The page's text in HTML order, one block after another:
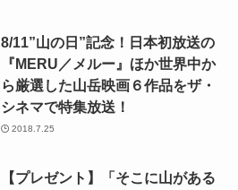
8/11”山の日”記念！日本初放送の
『MERU／メルー』ほか世界中か
ら厳選した山岳映画６作品をザ・
シネマで特集放送！
2018.7.25
【プレゼント】「そこに山がある